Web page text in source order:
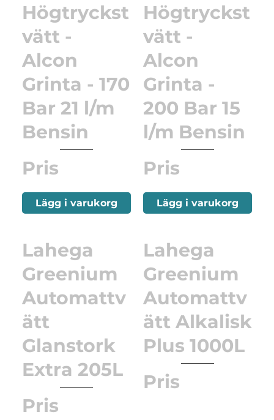
Högtryckst
vätt -
Alcon
Grinta - 170
Bar 21 l/m
Bensin
Pris
Lägg i varukorg
Högtryckst
vätt -
Alcon
Grinta -
200 Bar 15
l/m Bensin
Pris
Lägg i varukorg
Lahega
Greenium
Automattv
ätt
Glanstork
Extra 205L
Pris
Lahega
Greenium
Automattv
ätt Alkalisk
Plus 1000L
Pris